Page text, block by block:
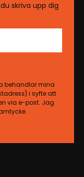
skriva upp dig
behandlar mina
i syfte att
via e-post. Jag